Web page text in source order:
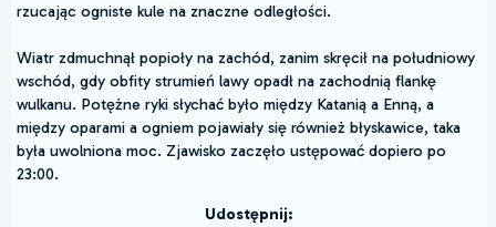
rzucając ogniste kule na znaczne odległości.
Wiatr zdmuchnął popioły na zachód, zanim skręcił na południowy
wschód, gdy obfity strumień lawy opadł na zachodnią flankę
wulkanu. Potężne ryki słychać było między Katanią a Enną, a
między oparami a ogniem pojawiały się również błyskawice, taka
była uwolniona moc. Zjawisko zaczęło ustępować dopiero po
23:00.
Udostępnij: